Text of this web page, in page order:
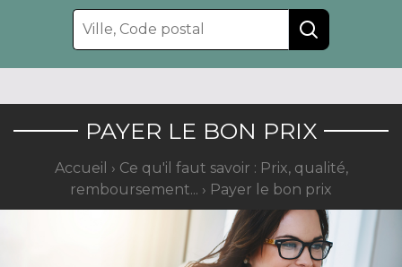
PAYER LE BON PRIX
Accueil › Ce qu'il faut savoir : Prix, qualité,
remboursement... › Payer le bon prix